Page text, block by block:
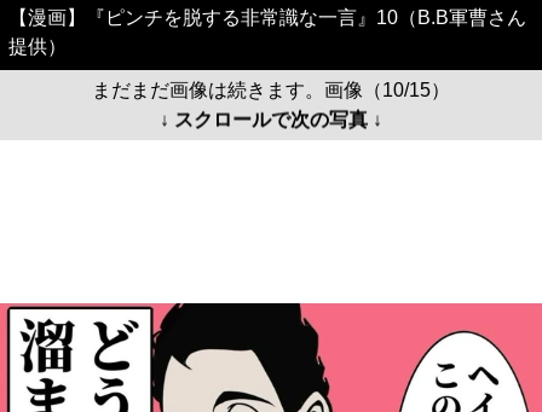
【漫画】『ピンチを脱する非常識な一言』10（B.B軍曹さん
提供）
まだまだ画像は続きます。画像（10/15）
↓ スクロールで次の写真 ↓